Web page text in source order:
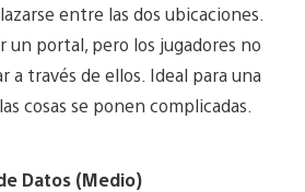
entre las dos ubicaciones.
un portal, pero los jugadores no
a través de ellos. Ideal para una
cosas se ponen complicadas.
Datos (Medio)